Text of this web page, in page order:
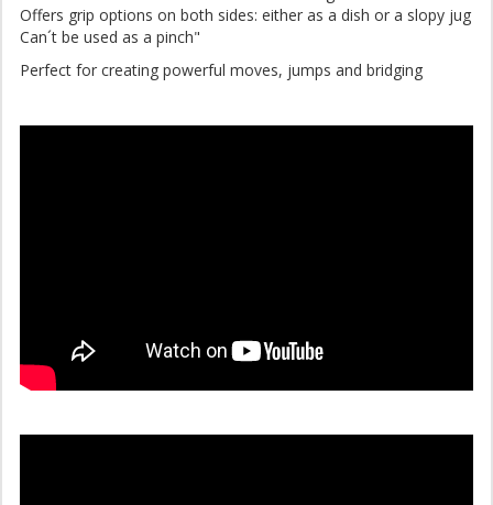
Offers grip options on both sides: either as a dish or a slopy jug
Can´t be used as a pinch"
Perfect for creating powerful moves, jumps and bridging